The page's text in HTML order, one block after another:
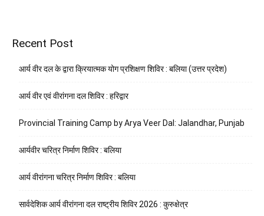
Recent Post
आर्य वीर दल के द्वारा क्रियात्मक योग प्रशिक्षण शिविर : बलिया (उत्तर प्रदेश)
आर्य वीर एवं वीरांगना दल शिविर : हरिद्वार
Provincial Training Camp by Arya Veer Dal: Jalandhar, Punjab
आर्यवीर चरित्र निर्माण शिविर : बलिया
आर्य वीरांगना चरित्र निर्माण शिविर : बलिया
सार्वदेशिक आर्य वीरांगना दल राष्ट्रीय शिविर 2026 : कुरुक्षेत्र